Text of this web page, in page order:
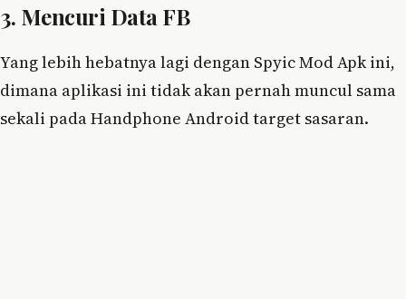
3. Mencuri Data FB
Yang lebih hebatnya lagi dengan Spyic Mod Apk ini,
dimana aplikasi ini tidak akan pernah muncul sama
sekali pada Handphone Android target sasaran.